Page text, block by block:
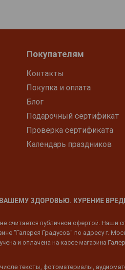
Покупателям
Контакты
Покупка и оплата
Блог
Подарочный сертификат
Проверка сертификата
Календарь праздников
ЗДОРОВЬЮ. КУРЕНИЕ
считается публичной офертой. Наши
"Галерея Градусов" по адресу г.
и оплачена на кассе магазина
тексты, фотоматериалы,